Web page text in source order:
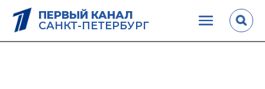
ПЕРВЫЙ КАНАЛ
САНКТ-ПЕТЕРБУРГ